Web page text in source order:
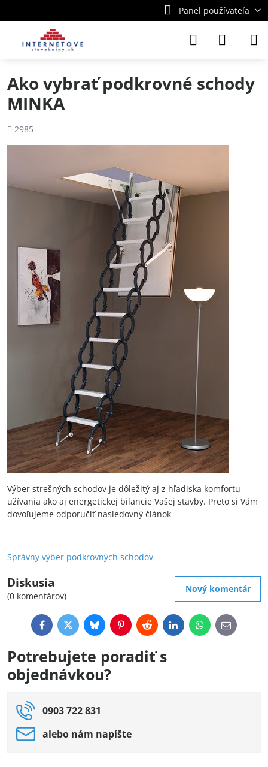
Panel používateľa
Ako vybrať podkrovné schody
MINKA
Počet
2985
Výber strešných schodov je dôležitý aj z hľadiska komfortu
užívania ako aj energetickej bilancie Vašej stavby. Preto si Vám
dovoľujeme odporučiť nasledovný článok
Správny výber podkrovných schodov
Diskusia
(0 komentárov)
Nový komentár
FacebookTwitterBlueskyPinterestRedditLinkedInWhatsApp
E-
mail
Potrebujete poradiť s
objednávkou?
0903 722 831
alebo nám napíšte